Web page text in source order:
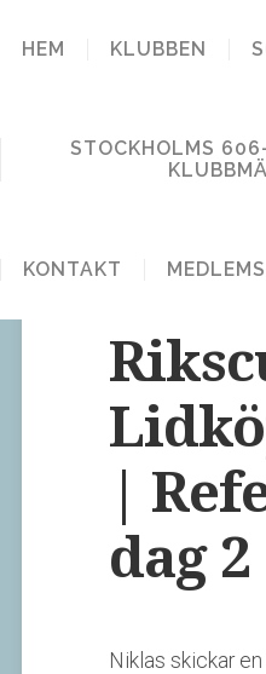
HEM KLUBBEN
STOCKHOLMS
KONTAKT
606
Lämna en
|
dag 2
Niklas skickar